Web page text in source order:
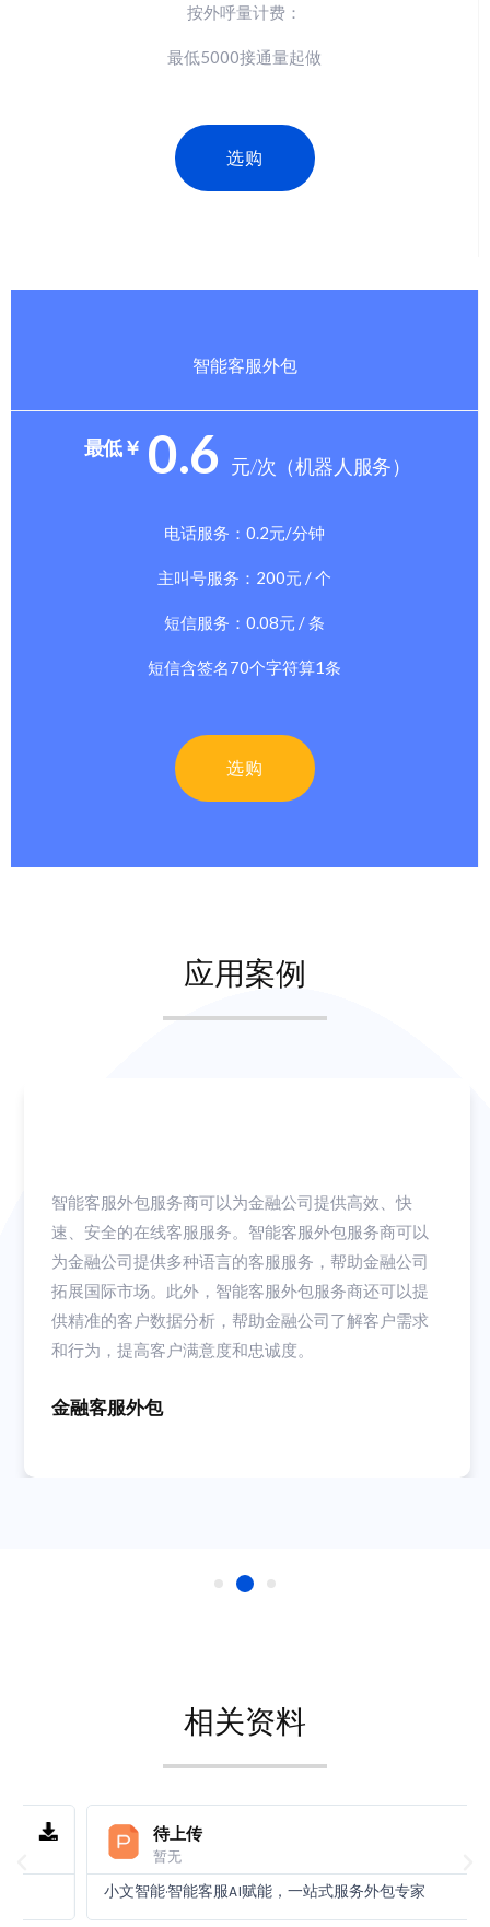
按外呼量计费：
最低5000接通量起做
选购
智能客服外包
最低￥ 0.6 元/次（机器人服务）
电话服务：0.2元/分钟
主叫号服务：200元 / 个
短信服务：0.08元 / 条
短信含签名70个字符算1条
选购
应用案例
智能客服外包服务商可以为金融公司提供高效、快
速、安全的在线客服服务。智能客服外包服务商可以
为金融公司提供多种语言的客服服务，帮助金融公司
拓展国际市场。此外，智能客服外包服务商还可以提
供精准的客户数据分析，帮助金融公司了解客户需求
和行为，提高客户满意度和忠诚度。
金融客服外包
相关资料
待上传
暂无
小文智能·智能客服AI赋能，一站式服务外包专家